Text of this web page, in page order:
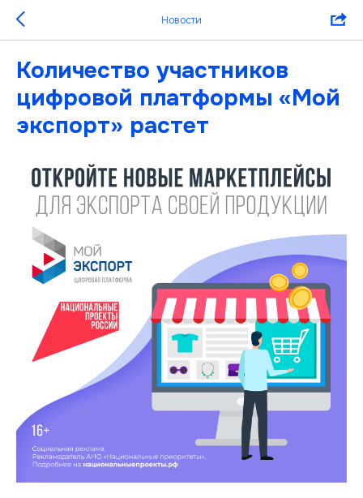
Новости
Количество участников
цифровой платформы «Мой
экспорт» растет